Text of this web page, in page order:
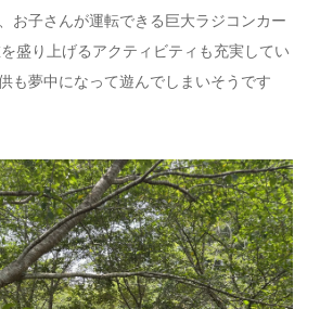
お子さんが運転できる巨大ラジコンカー
を盛り上げるアクティビティも充実してい
も夢中になって遊んでしまいそうです